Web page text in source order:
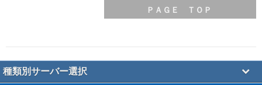
ＰＡＧＥ ＴＯＰ
種類別サーバー選択